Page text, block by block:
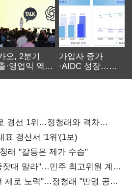
오, 2분기
·영업익 역대
가입자 증가
·AIDC 성장…
경선 1위…정청래와 격차
표 경선서 '1위'(1보)
래 "갈등은 제가 수습"
잣대 말라"…민주 최고위원 계파
제로 노력"…정청래 "반명 공세